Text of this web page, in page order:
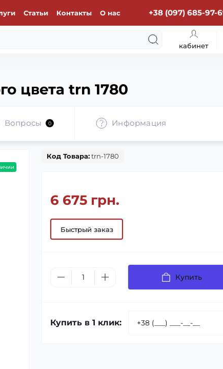
Статьи Контакты О нас +38 (097) 685-97-
кабинет
цвета trn 1780
Вопросы 0 Информация
Код Товара:trn-1780
6 675 грн.
Быстрый заказ
Купить
Купить в 1 клик: